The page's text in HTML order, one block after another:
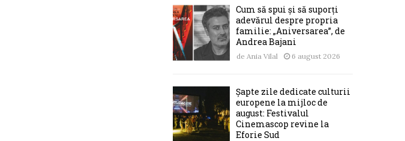
Cum să spui și să suporți
adevărul despre propria
familie: „Aniversarea”, de
Andrea Bajani
de Ania Vilal 6 august 2026
Șapte zile dedicate culturii
europene la mijloc de
august: Festivalul
Cinemascop revine la
Eforie Sud